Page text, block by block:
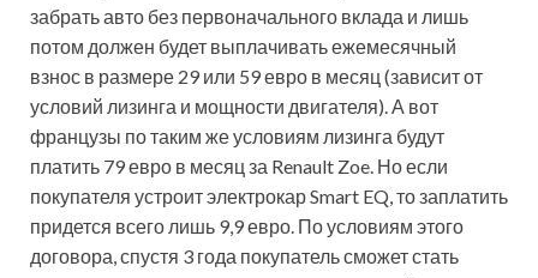
забрать авто без первоначального вклада и лишь
потом должен будет выплачивать ежемесячный
взнос в размере 29 или 59 евро в месяц (зависит от
условий лизинга и мощности двигателя). А вот
французы по таким же условиям лизинга будут
платить 79 евро в месяц за Renault Zoe. Но если
покупателя устроит электрокар Smart EQ, то заплатить
придется всего лишь 9,9 евро. По условиям этого
договора, спустя 3 года покупатель сможет стать